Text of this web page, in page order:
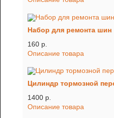
Набор для ремонта шин
160 p.
Описание товара
Цилиндр тормозной
1400 p.
Описание товара